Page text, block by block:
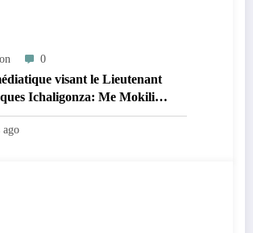
0
visant le Lieutenant
Ichaligonza: Me Mokili
attend l’intervention
de l’Etat !
ago